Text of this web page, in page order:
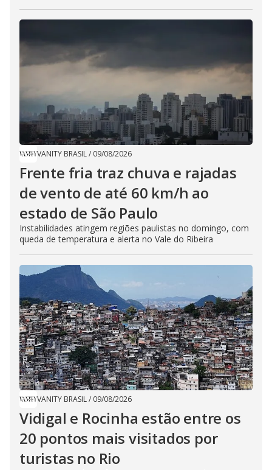
VANITY BRASIL/ 09/08/2026
Frente fria traz chuva e rajadas
de vento de até 60 km/h ao
estado de São Paulo
Instabilidades atingem regiões paulistas no domingo, com
queda de temperatura e alerta no Vale do Ribeira
VANITY BRASIL/ 09/08/2026
Vidigal e Rocinha estão entre os
20 pontos mais visitados por
turistas no Rio